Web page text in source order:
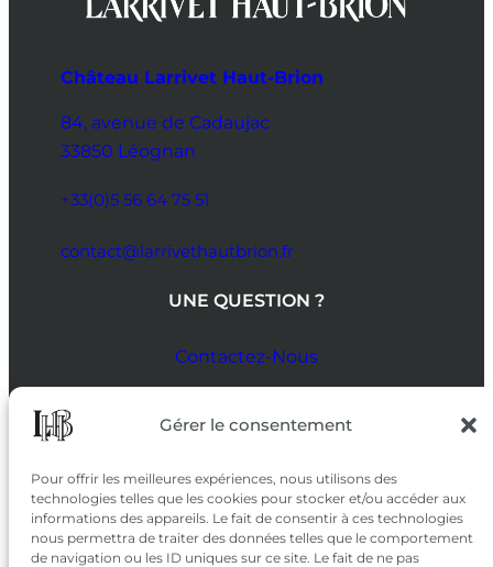
Gérer le consentement
Pour offrir les meilleures expériences, nous utilisons des
technologies telles que les cookies pour stocker et/ou accéder aux
informations des appareils. Le fait de consentir à ces technologies
nous permettra de traiter des données telles que le comportement
de navigation ou les ID uniques sur ce site. Le fait de ne pas
Château Larrivet Haut-Brion
84, avenue de Cadaujac
33850 Léognan
+33(0)5 56 64 75 51
contact@larrivethautbrion.fr
UNE QUESTION ?
Contactez-Nous
SUIVEZ-NOUS
SUR LES RÉSEAUX